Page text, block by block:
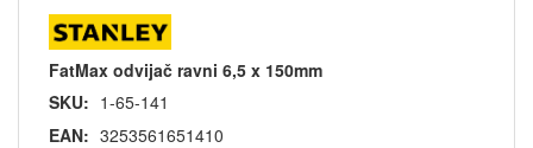
FatMax odvijač ravni 6,5 x 150mm
SKU: 1-65-141
EAN: 3253561651410